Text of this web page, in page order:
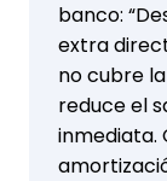
banco:
extra
no cubre
reduce el
inmediata.